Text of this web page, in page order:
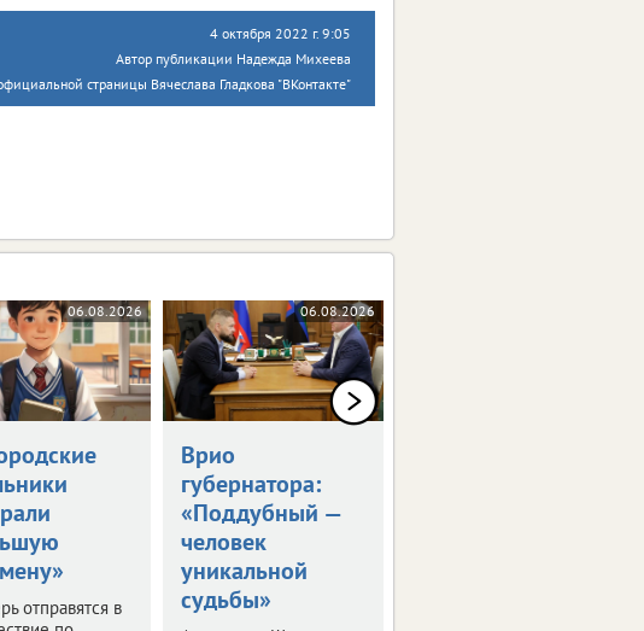
4 октября 2022 г. 9:05
Автор публикации Надежда Михеева
страницы Вячеслава Гладкова "ВКонтакте"
06.08.2026
отправятся в
06.08.2026
Врио
губернатора:
«Поддубный —
человек
уникальной
судьбы»